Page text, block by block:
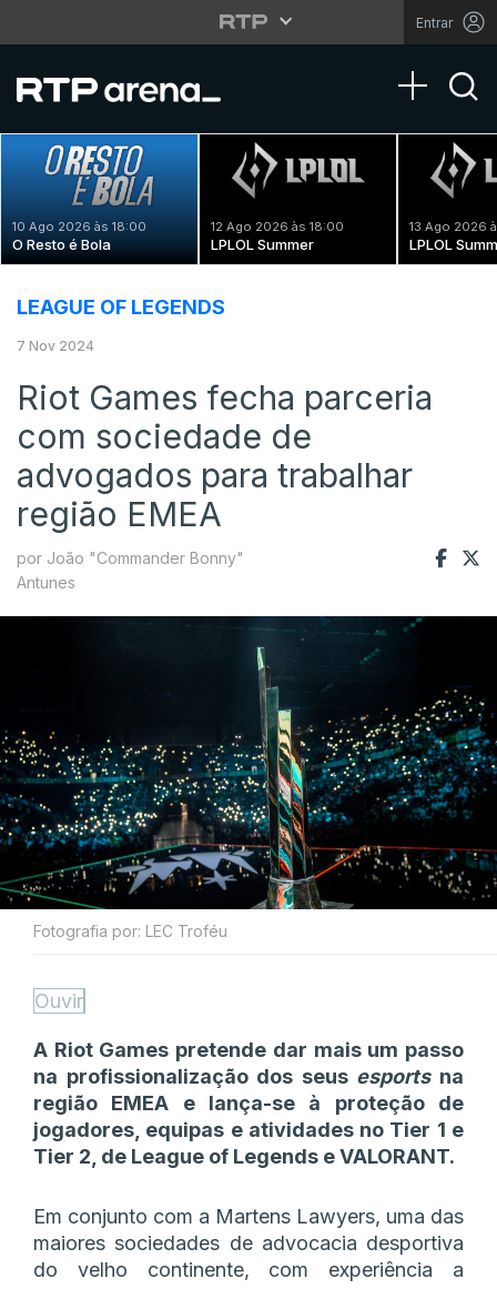
Entrar
Toggle
10 Ago 2026 às 18:00
O Resto é Bola
12 Ago 2026 às 18:00
LPLOL Summer
13 Ago 2026
LPLOL
LEAGUE OF LEGENDS
7 Nov 2024
Riot Games fecha parceria
com sociedade de
advogados para trabalhar
região EMEA
por João "Commander Bonny"
Antunes
Fotografia por: LEC Troféu
Ouvir
A Riot Games pretende dar mais um passo
na profissionalização dos seus esportsna
região EMEA e lança-se à proteção de
jogadores, equipas e atividades no Tier 1 e
Tier 2, de League of Legends e VALORANT.
Em conjunto com a Martens Lawyers, uma das
maiores sociedades de advocacia desportiva
do velho continente, com experiência a